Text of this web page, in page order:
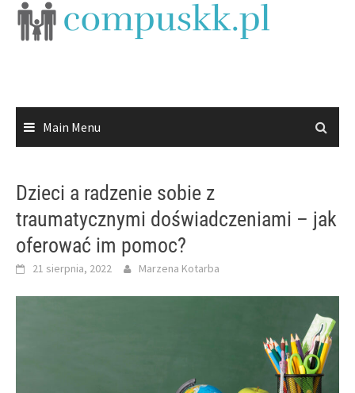
Skip
Main Menu
Dzieci a radzenie sobie z
traumatycznymi doświadczeniami – jak
oferować im pomoc?
21 sierpnia, 2022 Marzena Kotarba